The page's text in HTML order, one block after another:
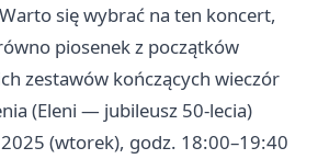
się wybrać na ten koncert,
piosenek z początków
zestawów kończących wieczór
(Eleni — jubileusz 50-lecia)
(wtorek), godz. 18:00–19:40